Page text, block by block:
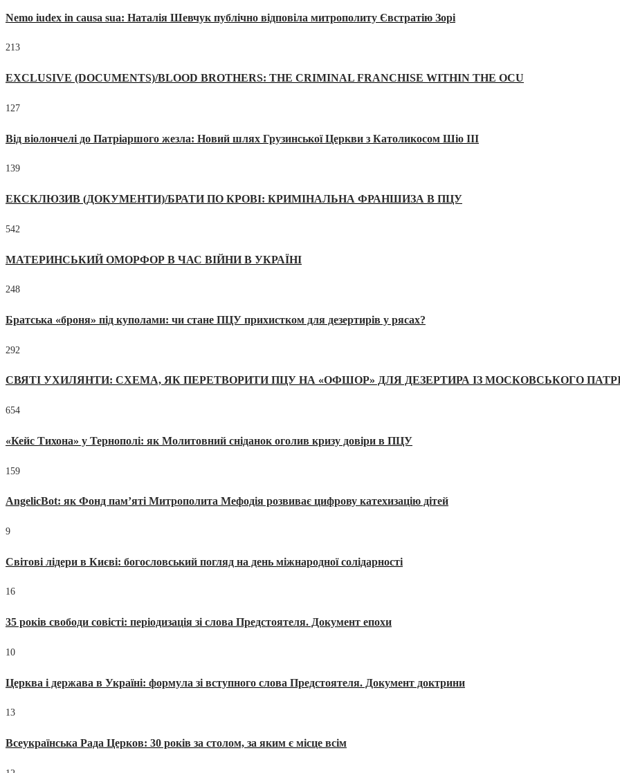
Nemo iudex in causa sua: Наталія Шевчук публічно відповіла митрополиту Євстратію Зорі
213
EXCLUSIVE (DOCUMENTS)/BLOOD BROTHERS: THE CRIMINAL FRANCHISE WITHIN THE OCU
127
Від віолончелі до Патріаршого жезла: Новий шлях Грузинської Церкви з Католикосом Шіо III
139
ЕКСКЛЮЗИВ (ДОКУМЕНТИ)/БРАТИ ПО КРОВІ: КРИМІНАЛЬНА ФРАНШИЗА В ПЦУ
542
МАТЕРИНСЬКИЙ ОМОРФОР В ЧАС ВІЙНИ В УКРАЇНІ
248
Братська «броня» під куполами: чи стане ПЦУ прихистком для дезертирів у рясах?
292
СВЯТІ УХИЛЯНТИ: СХЕМА, ЯК ПЕРЕТВОРИТИ ПЦУ НА «ОФШОР» ДЛЯ ДЕЗЕРТИРА ІЗ МОСКОВСЬКОГО
654
«Кейс Тихона» у Тернополі: як Молитовний сніданок оголив кризу довіри в ПЦУ
159
AngelicBot: як Фонд пам’яті Митрополита Мефодія розвиває цифрову катехизацію дітей
9
Світові лідери в Києві: богословський погляд на день міжнародної солідарності
16
35 років свободи совісті: періодизація зі слова Предстоятеля. Документ епохи
10
Церква і держава в Україні: формула зі вступного слова Предстоятеля. Документ доктрини
13
Всеукраїнська Рада Церков: 30 років за столом, за яким є місце всім